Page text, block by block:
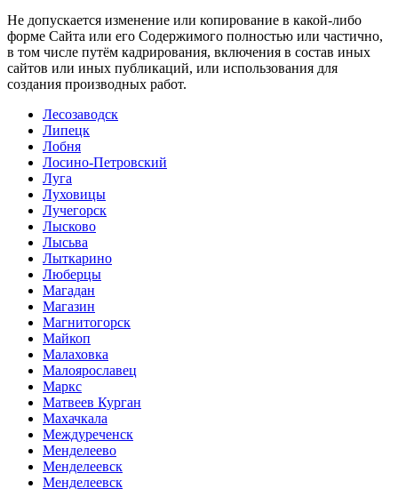
Не допускается изменение или копирование в какой-либо
форме Сайта или его Содержимого полностью или частично,
в том числе путём кадрирования, включения в состав иных
сайтов или иных публикаций, или использования для
создания производных работ.
Лесозаводск
Липецк
Лобня
Лосино-Петровский
Луга
Луховицы
Лучегорск
Лысково
Лысьва
Лыткарино
Люберцы
Магадан
Магазин
Магнитогорск
Майкоп
Малаховка
Малоярославец
Маркс
Матвеев Курган
Махачкала
Междуреченск
Менделеево
Менделеевск
Менделеевск